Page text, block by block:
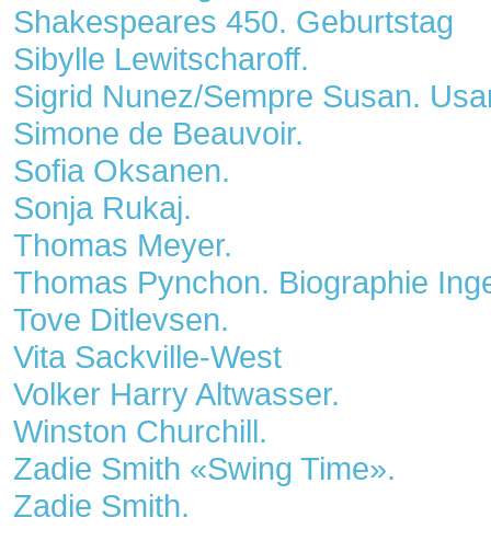
Shakespeares 450. Geburtstag
Sibylle Lewitscharoff.
Sigrid Nunez/Sempre Susan.
Simone de Beauvoir.
Sofia Oksanen.
Sonja Rukaj.
Thomas Meyer.
Thomas Pynchon. Biographie
Tove Ditlevsen.
Vita Sackville-West
Volker Harry Altwasser.
Winston Churchill.
Zadie Smith «Swing Time».
Zadie Smith.